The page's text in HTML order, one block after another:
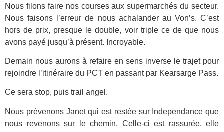
Nous filons faire nos courses aux supermarchés du secteur.
Nous faisons l’erreur de nous achalander au Von’s. C’est
hors de prix, presque le double, voir triple ce de que nous
avons payé jusqu’à présent. Incroyable.
Demain nous aurons à refaire en sens inverse le trajet pour
rejoindre l’itinéraire du PCT en passant par Kearsarge Pass.
Ce sera stop, puis trail angel.
Nous prévenons Janet qui est restée sur Independance que
nous revenons sur le chemin. Celle-ci est rassurée, elle